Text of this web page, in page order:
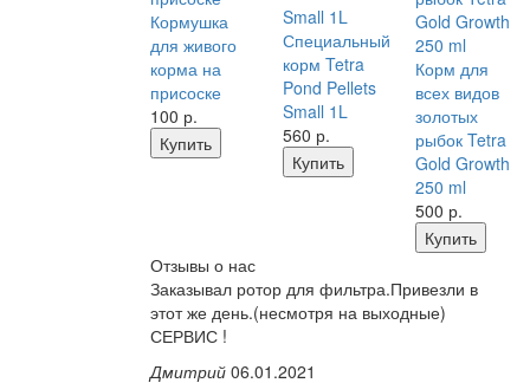
Кормушка
для живого
корма на
присоске
100 р.
Купить
Специальный
корм Tetra
Pond Pellets
Small 1L
560 р.
Купить
Корм для
всех видов
золотых
рыбок Tetra
Gold Growth
250 ml
500 р.
Купить
Отзывы о нас
Заказывал ротор для фильтра.Привезли в
этот же день.(несмотря на выходные)
СЕРВИС !
Дмитрий 06.01.2021